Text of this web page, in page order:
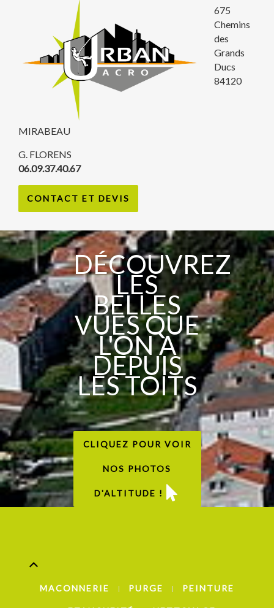
675
Chemins
des
Grands
Ducs
84120
MIRABEAU
G. FLORENS
06.09.37.40.67
CONTACT ET DEVIS
DÉCOUVREZ
LES
BELLES
VUES QUE
L'ON A
DEPUIS
LES TOITS
CLIQUEZ POUR VOIR
NOS PHOTOS
D'ALTITUDE !
MACONNERIE PURGE PEINTURE